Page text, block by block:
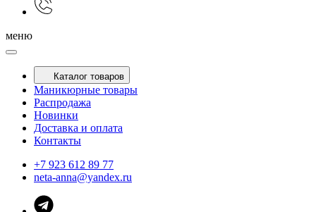
меню
Каталог товаров
Маникюрные товары
Распродажа
Новинки
Доставка и оплата
Контакты
+7 923 612 89 77
neta-anna@yandex.ru